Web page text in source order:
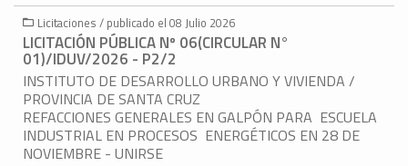
Licitaciones / publicado el 08 Julio 2026
LICITACIÓN PÚBLICA Nº 06(CIRCULAR N°
01)/IDUV/2026 - P2/2
INSTITUTO DE DESARROLLO URBANO Y VIVIENDA /
PROVINCIA DE SANTA CRUZ
REFACCIONES GENERALES EN GALPÓN PARA ESCUELA
INDUSTRIAL EN PROCESOS ENERGÉTICOS EN 28 DE
NOVIEMBRE - UNIRSE